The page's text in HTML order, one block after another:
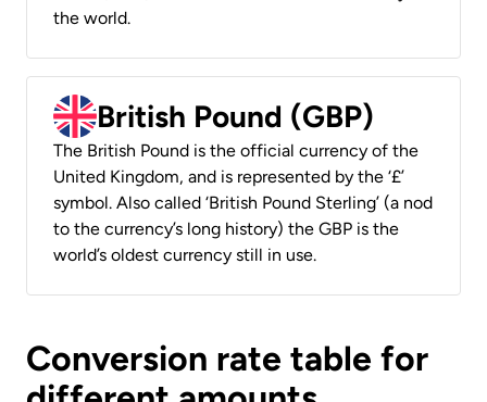
the world.
British Pound (GBP)
The British Pound is the official currency of the
United Kingdom, and is represented by the ‘£’
symbol. Also called ‘British Pound Sterling’ (a nod
to the currency’s long history) the GBP is the
world’s oldest currency still in use.
Conversion rate table for